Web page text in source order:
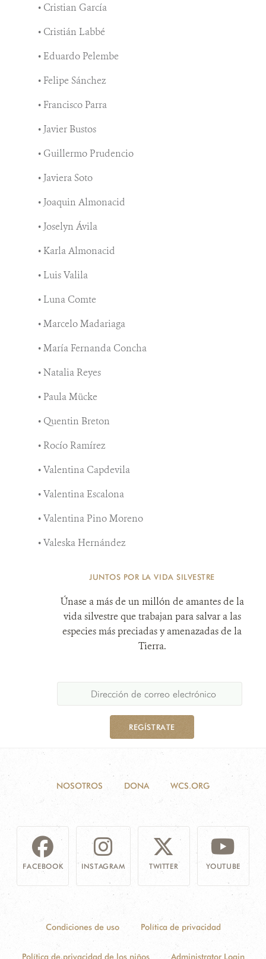
• Cristian García
• Cristián Labbé
• Eduardo Pelembe
• Felipe Sánchez
• Francisco Parra
• Javier Bustos
• Guillermo Prudencio
• Javiera Soto
• Joaquin Almonacid
• Joselyn Ávila
• Karla Almonacid
• Luis Valila
• Luna Comte
• Marcelo Madariaga
• María Fernanda Concha
• Natalia Reyes
• Paula Mücke
• Quentin Breton
• Rocío Ramírez
• Valentina Capdevila
• Valentina Escalona
• Valentina Pino Moreno
• Valeska Hernández
JUNTOS POR LA VIDA SILVESTRE
Únase a más de un millón de amantes de la
vida silvestre que trabajan para salvar a las
especies más preciadas y amenazadas de la
Tierra.
REGÍSTRATE
NOSOTROS DONA WCS.ORG
FACEBOOK INSTAGRAM TWITTER YOUTUBE
Condiciones de uso Política de privacidad
Política de privacidad de los niños Administrator Login